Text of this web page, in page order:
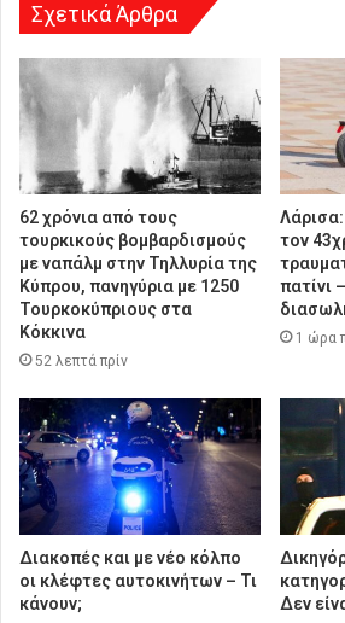
Σχετικά Άρθρα
62 χρόνια από τους
τουρκικούς βομβαρδισμούς
με ναπάλμ στην Τηλλυρία της
Κύπρου, πανηγύρια με 1250
Τουρκοκύπριους στα
Κόκκινα
52 λεπτά πρίν
τον
πατίνι
1 ώρα
Διακοπές και με νέο κόλπο
οι κλέφτες αυτοκινήτων – Τι
κάνουν;
Δεν